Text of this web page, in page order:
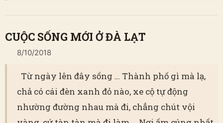
CUỘC SỐNG MỚI Ở ĐÀ LẠT
8/10/2018
Từ ngày lên đây sống … Thành phố gì mà lạ,
chả có cái đèn xanh đỏ nào, xe cộ tự động
nhường đường nhau mà đi, chẳng chút vội